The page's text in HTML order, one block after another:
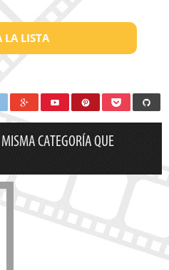
LA LISTA
CATEGORÍA QUE